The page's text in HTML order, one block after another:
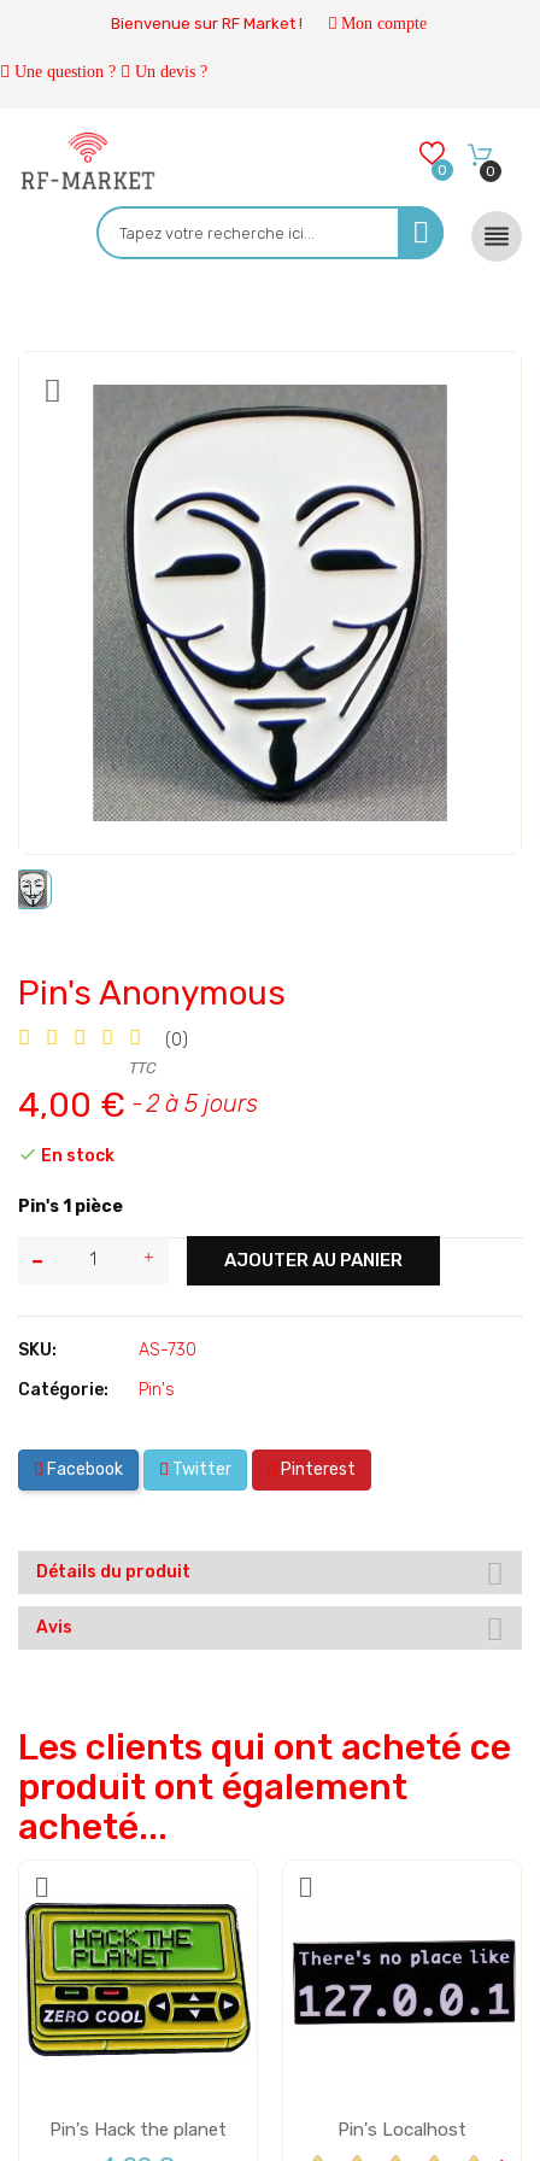
Bienvenue sur RF Market ! Mon compte
Une question ? Un devis ?
0 0

Pin's Anonymous
(0)
4,00 €
TTC
2 à 5 jours
 En stock
Pin's 1 pièce
AJOUTER AU PANIER
SKU:
AS-730
Catégorie:
Pin's
Facebook Twitter Pinterest
Détails du produit
Avis
Les clients qui ont acheté ce
produit ont également
acheté...
Pin's Hack the planet Pin's Localhost